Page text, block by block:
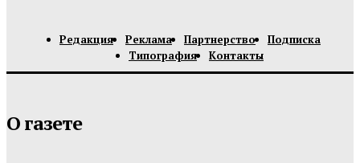
Редакция Реклама Партнерство
Подписка
Типография
Контакты
О газете